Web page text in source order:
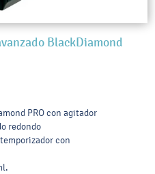
BlackDiamond
PRO con agitador
redondo
con